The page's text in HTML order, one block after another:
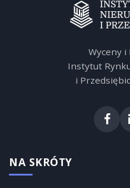
Wyceny
Instytut
i
NA SKRÓTY